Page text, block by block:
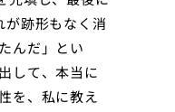
が跡形もなく消
んだ」とい
して、本当に
を、私に教え